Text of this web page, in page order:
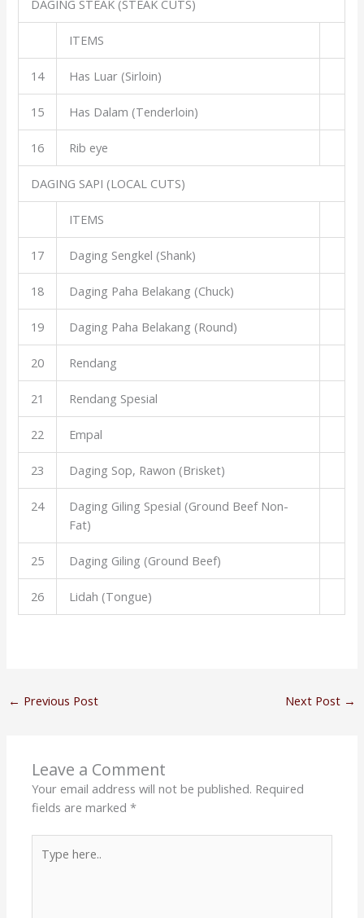
DAGING STEAK (STEAK CUTS)
ITEMS
14 Has Luar (Sirloin)
15 Has Dalam (Tenderloin)
16 Rib eye
DAGING SAPI (LOCAL CUTS)
ITEMS
17 Daging Sengkel (Shank)
18 Daging Paha Belakang (Chuck)
19 Daging Paha Belakang (Round)
20 Rendang
21 Rendang Spesial
22 Empal
23 Daging Sop, Rawon (Brisket)
24
Daging Giling Spesial (Ground Beef Non-
Fat)
25 Daging Giling (Ground Beef)
26 Lidah (Tongue)
← Previous Post Next Post →
Leave a Comment
Your email address will not be published. Required
fields are marked*
here..